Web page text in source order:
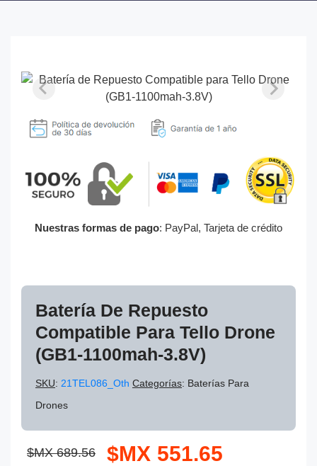
Nuestras formas de pago: PayPal, Tarjeta de crédito
Batería De Repuesto
Compatible Para Tello Drone
(GB1-1100mah-3.8V)
SKU: 21TEL086_Oth Categorías: Baterías Para
Drones
$MX 689.56 $MX 551.65